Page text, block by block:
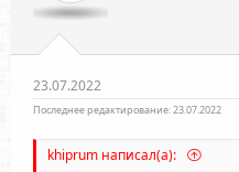
н
й
23.07.2022
Последнее редактирование:23.07.2022
khiprum написал(а):